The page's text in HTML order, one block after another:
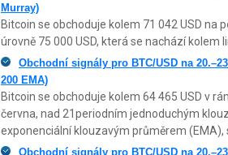
Murray)
Bitcoin se obchoduje kolem 71 042 USD na
úrovně 75 000 USD, která se nachází kolem
Obchodní signály pro BTC/USD na
200 EMA)
Bitcoin se obchoduje kolem 64 465 USD v
června, nad 21periodním jednoduchým
exponenciální klouzavým průměrem
Obchodní signály pro BTC/USD na